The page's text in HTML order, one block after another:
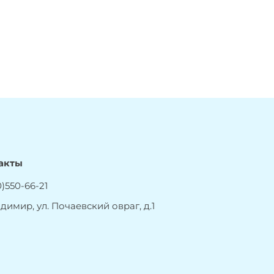
66-21
ул. Почаевский овраг, д.1